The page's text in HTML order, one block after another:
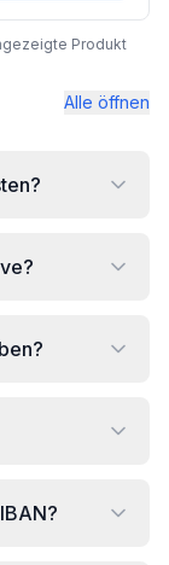
Produkt
Alle öffnen